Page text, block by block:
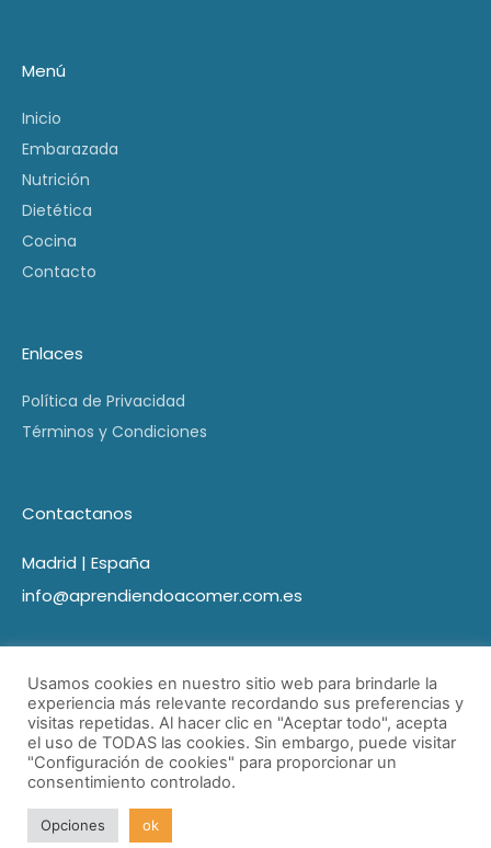
Menú
Inicio
Embarazada
Nutrición
Dietética
Cocina
Contacto
Enlaces
Política de Privacidad
Términos y Condiciones
Contactanos
Madrid | España
info@aprendiendoacomer.com.es
© Aprendiendo a comer 2021 Todos los derechos reservados
| Desarrollado por Marketing Cerca.
Usamos cookies en nuestro sitio web para brindarle la
experiencia más relevante recordando sus preferencias y
visitas repetidas. Al hacer clic en "Aceptar todo", acepta
el uso de TODAS las cookies. Sin embargo, puede visitar
"Configuración de cookies" para proporcionar un
consentimiento controlado.
Opciones ok